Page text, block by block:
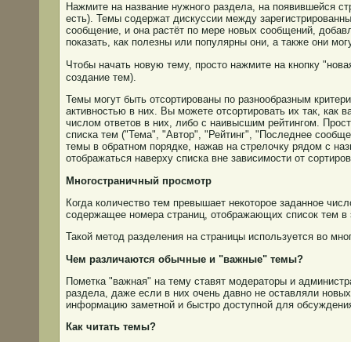
Нажмите на название нужного раздела, на появившейся
есть). Темы содержат дискуссии между
сообщение, и она растёт по мере новых сообщений,
показать, как полезны или популярны они, а также они
Чтобы начать новую тему, просто нажмите на кнопку
создание тем).
Темы могут быть отсортированы по разнообразным
активностью в них. Вы можете отсортировать их так,
числом ответов в них, либо с наивысшим рейтингом.
списка тем ("Тема", "Автор", "Рейтинг", "Последнее
темы в обратном порядке, нажав на стрелочку рядом с
отображаться наверху списка вне зависимости от
Многостраничный просмотр
Когда количество тем превышает некоторое заданное
содержащее номера страниц, отображающих список тем в
Такой метод разделения на страницы используется во
Чем различаются обычные и "важные" темы?
Пометка "важная" на тему ставят модераторы и
раздела, даже если в них очень давно не оставляли
информацию заметной и быстро доступной для
Как читать темы?